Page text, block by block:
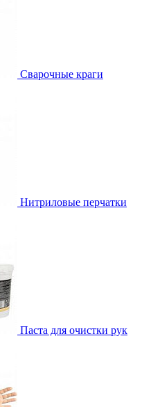
Сварочные краги
Нитриловые перчатки
Паста для очистки рук